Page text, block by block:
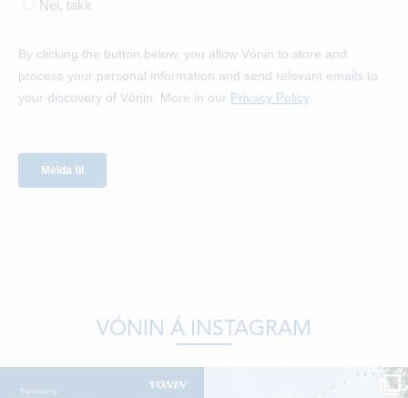
VÓNIN Á INSTAGRAM